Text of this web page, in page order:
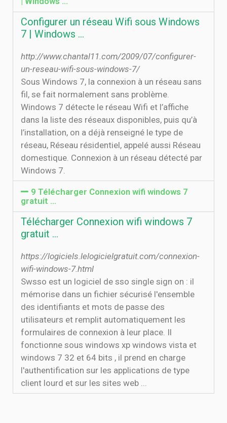
Configurer un réseau Wifi sous Windows
7 | Windows …
http://www.chantal11.com/2009/07/configurer-
un-reseau-wifi-sous-windows-7/
Sous Windows 7, la connexion à un réseau sans
fil, se fait normalement sans problème.
Windows 7 détecte le réseau Wifi et l’affiche
dans la liste des réseaux disponibles, puis qu’à
l’installation, on a déjà renseigné le type de
réseau, Réseau résidentiel, appelé aussi Réseau
domestique. Connexion à un réseau détecté par
Windows 7.
9 Télécharger Connexion wifi windows 7
gratuit ...
Télécharger Connexion wifi windows 7
gratuit ...
https://logiciels.lelogicielgratuit.com/connexion-
wifi-windows-7.html
Swsso est un logiciel de sso single sign on : il
mémorise dans un fichier sécurisé l'ensemble
des identifiants et mots de passe des
utilisateurs et remplit automatiquement les
formulaires de connexion à leur place. Il
fonctionne sous windows xp windows vista et
windows 7 32 et 64 bits , il prend en charge
l'authentification sur les applications de type
client lourd et sur les sites web ...